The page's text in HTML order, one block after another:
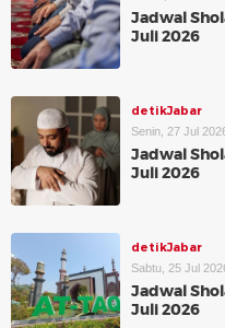
Jadwal
Juli 2026
detikJabar
Senin, 27 Jul
Jadwal
Juli 2026
detikJabar
Sabtu, 25 Jul
Jadwal
Juli 2026